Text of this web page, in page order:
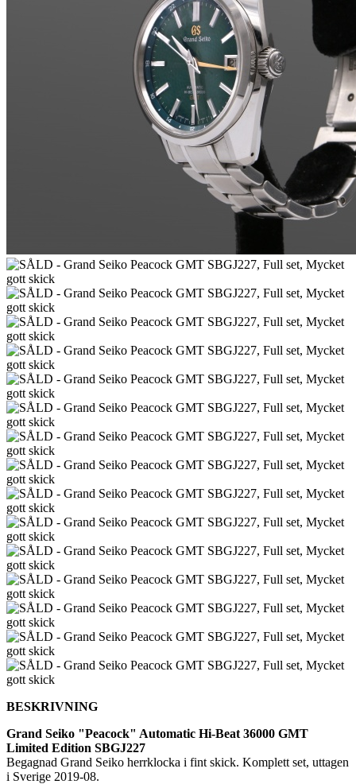
BESKRIVNING
Grand Seiko "Peacock" Automatic Hi-Beat 36000 GMT
Limited Edition SBGJ227
Begagnad Grand Seiko herrklocka i fint skick. Komplett set, uttagen
i Sverige 2019-08.